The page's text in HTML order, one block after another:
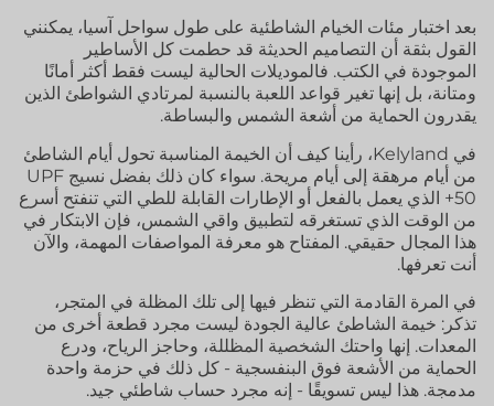
بعد اختبار مئات الخيام الشاطئية على طول سواحل آسيا، يمكنني
القول بثقة أن التصاميم الحديثة قد حطمت كل الأساطير
الموجودة في الكتب. فالموديلات الحالية ليست فقط أكثر أمانًا
ومتانة، بل إنها تغير قواعد اللعبة بالنسبة لمرتادي الشواطئ الذين
يقدرون الحماية من أشعة الشمس والبساطة.
في Kelyland، رأينا كيف أن الخيمة المناسبة تحول أيام الشاطئ
من أيام مرهقة إلى أيام مريحة. سواء كان ذلك بفضل نسيج UPF
50+ الذي يعمل بالفعل أو الإطارات القابلة للطي التي تنفتح أسرع
من الوقت الذي تستغرقه لتطبيق واقي الشمس، فإن الابتكار في
هذا المجال حقيقي. المفتاح هو معرفة المواصفات المهمة، والآن
أنت تعرفها.
في المرة القادمة التي تنظر فيها إلى تلك المظلة في المتجر،
تذكر: خيمة الشاطئ عالية الجودة ليست مجرد قطعة أخرى من
المعدات. إنها واحتك الشخصية المظللة، وحاجز الرياح، ودرع
الحماية من الأشعة فوق البنفسجية - كل ذلك في حزمة واحدة
مدمجة. هذا ليس تسويقًا - إنه مجرد حساب شاطئي جيد.